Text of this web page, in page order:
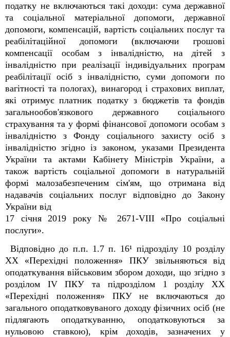
податку не включаються такі доходи: сума державної
та соціальної матеріальної допомоги, державної
допомоги, компенсацій, вартість соціальних послуг та
реабілітаційної допомоги (включаючи грошові
компенсації особам з інвалідністю, на дітей з
інвалідністю при реалізації індивідуальних програм
реабілітації осіб з інвалідністю, суми допомоги по
вагітності та пологах), винагород і страхових виплат,
які отримує платник податку з бюджетів та фондів
загальнообов'язкового державного соціального
страхування та у формі фінансової допомоги особам з
інвалідністю з Фонду соціального захисту осіб з
інвалідністю згідно із законом, указами Президента
України та актами Кабінету Міністрів України, а
також вартість соціальної допомоги в натуральній
формі малозабезпеченим сім'ям, що отримана від
надавачів соціальних послуг відповідно до Закону
України від
17 січня 2019 року № 2671-VIII «Про соціальні
послуги».
Відповідно до п.п. 1.7 п. 16¹ підрозділу 10 розділу
XX «Перехідні положення» ПКУ звільняються від
оподаткування військовим збором доходи, що згідно з
розділом IV ПКУ та підрозділом 1 розділу XX
«Перехідні положення» ПКУ не включаються до
загального оподатковуваного доходу фізичних осіб (не
підлягають оподаткуванню, оподатковуються за
нульовою ставкою), крім доходів, зазначених у